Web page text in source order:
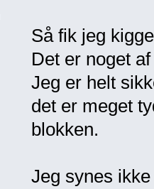
Så fik jeg
Det er noget
Jeg er helt
det er meget
blokken.
Jeg synes